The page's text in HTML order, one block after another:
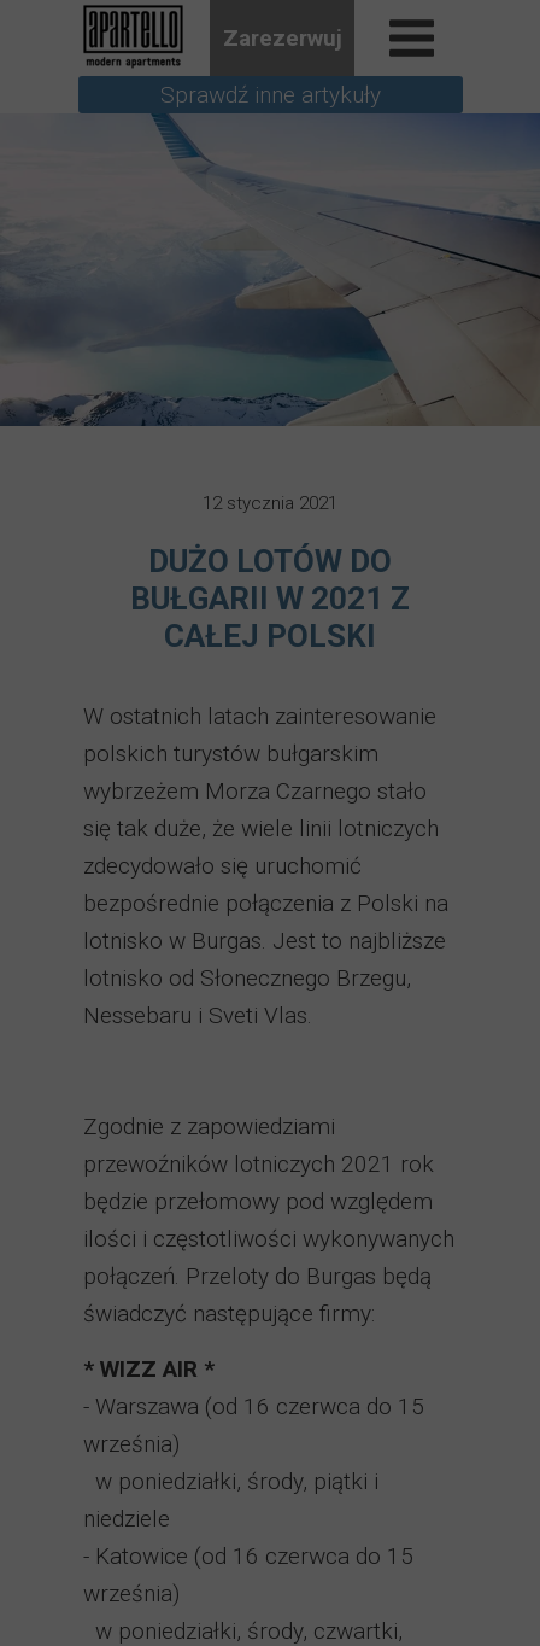
Sprawdź inne artykuły
Zarezerwuj
12 stycznia 2021
DUŻO LOTÓW DO
BUŁGARII W 2021 Z
CAŁEJ POLSKI
W ostatnich latach zainteresowanie
polskich turystów bułgarskim
wybrzeżem Morza Czarnego stało
się tak duże, że wiele linii lotniczych
zdecydowało się uruchomić
bezpośrednie połączenia z Polski na
lotnisko w Burgas. Jest to najbliższe
lotnisko od Słonecznego Brzegu,
Nessebaru i Sveti Vlas.
Zgodnie z zapowiedziami
przewoźników lotniczych 2021 rok
będzie przełomowy pod względem
ilości i częstotliwości wykonywanych
połączeń. Przeloty do Burgas będą
świadczyć następujące firmy:
* WIZZ AIR *
- Warszawa (od 16 czerwca do 15
września)
w poniedziałki, środy, piątki i
niedziele
- Katowice (od 16 czerwca do 15
września)
w poniedziałki, środy, czwartki,